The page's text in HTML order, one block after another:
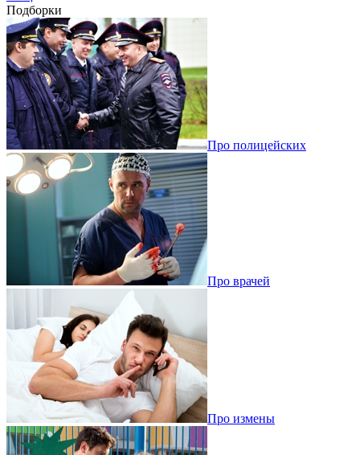
Подборки
Про полицейских
Про врачей
Про измены